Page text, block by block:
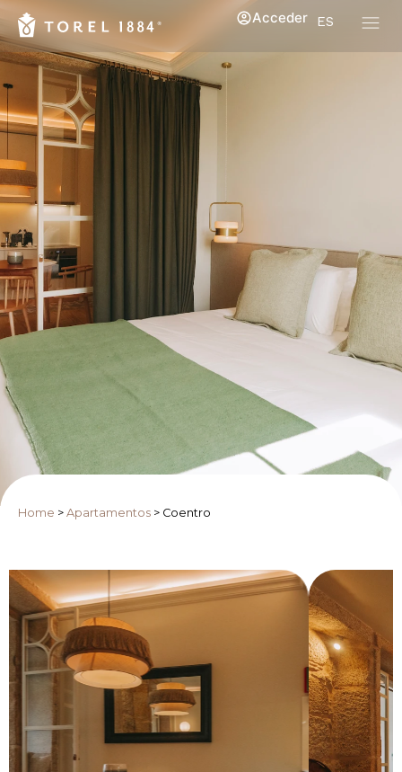
ES
Acceder
Home > Apartamentos > Coentro